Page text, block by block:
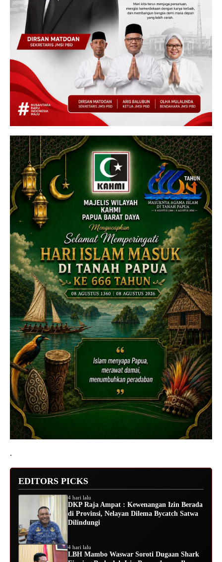
.
EDITORS PICKS
4 hari lalu
DKP Raja Ampat : Kewenangan Izin Berada
di Provinsi, Nelayan Dilema Bycatch Satwa
Dilindungi
4 hari lalu
LBH Mambo Waswar Soroti Dugaan Shark